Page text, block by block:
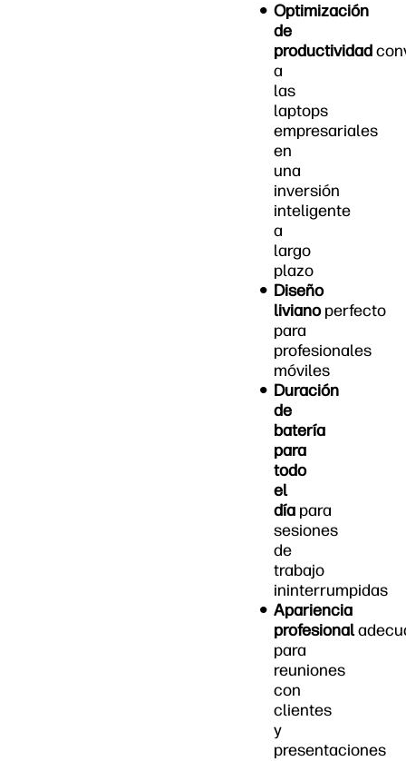
Optimización
de
productividad
a
las
laptops
empresariales
en
una
inversión
inteligente
a
largo
plazo
Diseño
livianoperfecto
para
profesionales
móviles
Duración
de
batería
para
todo
el
día para
sesiones
de
trabajo
ininterrumpidas
Apariencia
profesional
para
reuniones
con
clientes
y
presentaciones